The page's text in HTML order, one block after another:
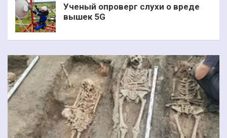
Ученый опроверг слухи о вреде
вышек 5G